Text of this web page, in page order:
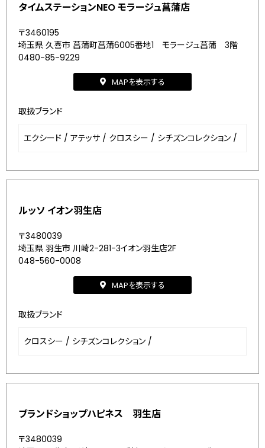
タイムステーションNEO モラージュ菖蒲店
〒3460195
埼玉県 久喜市 菖蒲町菖蒲6005番地1 モラージュ菖蒲 3階
0480-85-9229
MAPを表示する
取扱ブランド
エクシード / アテッサ / クロスシー / シチズンコレクション /
ルッソ イオン羽生店
〒3480039
埼玉県 羽生市 川崎2-281-3イオン羽生店2F
048-560-0008
MAPを表示する
取扱ブランド
クロスシー / シチズンコレクション /
ブランドショップハピネス 羽生店
〒3480039